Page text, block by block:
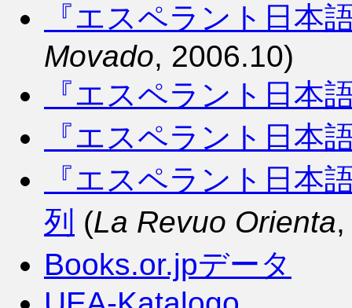
『エスペラント日本
Movado, 2006.10)
『エスペラント日本
『エスペラント日本
『エスペラント日
列 (La Revuo Orienta
Books.or.jpデータ